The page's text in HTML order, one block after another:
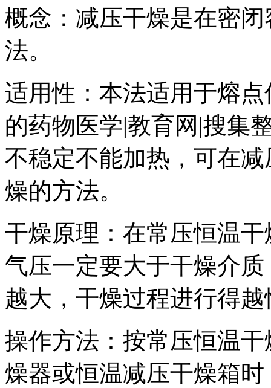
概念：减压干燥是在密
法。
适用性：本法适用于熔
的药物医学|教育网|搜集
不稳定不能加热，可在
燥的方法。
干燥原理：在常压恒温
气压一定要大于干燥介
越大，干燥过程进行得越
操作方法：按常压恒温
燥器或恒温减压干燥箱